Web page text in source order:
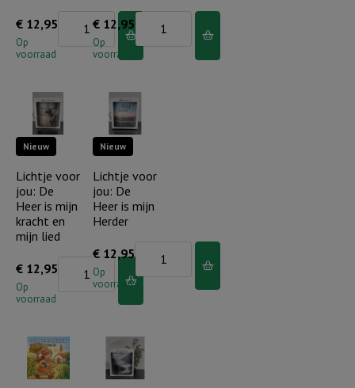
ervaren
€ 12,95
Op
voorraad
Lichtje
heeft
een
met
leven
aantal
€ 12,95
Op
voorraad
Lichtje
voor
jou:
liefde
is
en
aantal
Nieuw
Lichtje voor
jou: De
Heer is mijn
kracht en
mijn lied
€ 12,95
Op
voorraad
Heer
is
Nieuw
Lichtje voor
jou: De
Heer is mijn
Herder
€ 12,95
Op
voorraad
voor
Heer
is
mijn